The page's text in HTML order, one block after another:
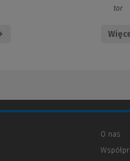
tor
O nas